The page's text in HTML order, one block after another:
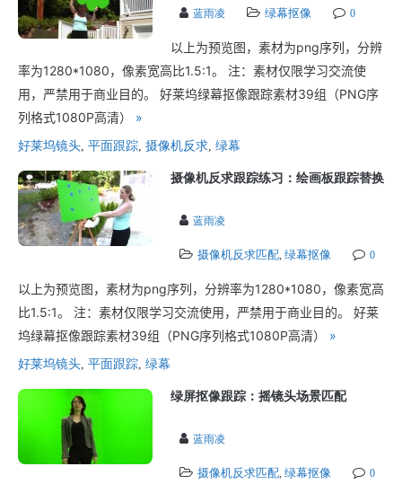
蓝雨凌 绿幕抠像 0
以上为预览图，素材为png序列，分辨
率为1280*1080，像素宽高比1.5:1。 注：素材仅限学习交流使
用，严禁用于商业目的。 好莱坞绿幕抠像跟踪素材39组（PNG序
列格式1080P高清） »
好莱坞镜头, 平面跟踪, 摄像机反求, 绿幕
摄像机反求跟踪练习：绘画板跟踪替换
蓝雨凌
摄像机反求匹配, 绿幕抠像 0
以上为预览图，素材为png序列，分辨率为1280*1080，像素宽高
比1.5:1。 注：素材仅限学习交流使用，严禁用于商业目的。 好莱
坞绿幕抠像跟踪素材39组（PNG序列格式1080P高清） »
好莱坞镜头, 平面跟踪, 绿幕
绿屏抠像跟踪：摇镜头场景匹配
蓝雨凌
摄像机反求匹配, 绿幕抠像 0